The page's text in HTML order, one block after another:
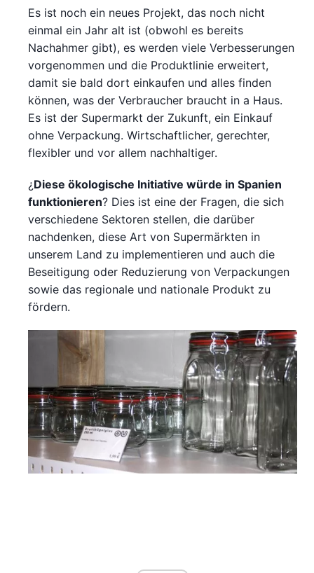
Es ist noch ein neues Projekt, das noch nicht
einmal ein Jahr alt ist (obwohl es bereits
Nachahmer gibt), es werden viele Verbesserungen
vorgenommen und die Produktlinie erweitert,
damit sie bald dort einkaufen und alles finden
können, was der Verbraucher braucht in a Haus.
Es ist der Supermarkt der Zukunft, ein Einkauf
ohne Verpackung. Wirtschaftlicher, gerechter,
flexibler und vor allem nachhaltiger.
¿Diese ökologische Initiative würde in Spanien
funktionieren? Dies ist eine der Fragen, die sich
verschiedene Sektoren stellen, die darüber
nachdenken, diese Art von Supermärkten in
unserem Land zu implementieren und auch die
Beseitigung oder Reduzierung von Verpackungen
sowie das regionale und nationale Produkt zu
fördern.